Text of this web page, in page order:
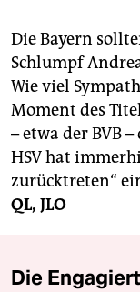
Die Bayern
Schlumpf
Wie viel
Moment des
– etwa der BVB
HSV hat
zurücktreten“
QL, JLO
Die